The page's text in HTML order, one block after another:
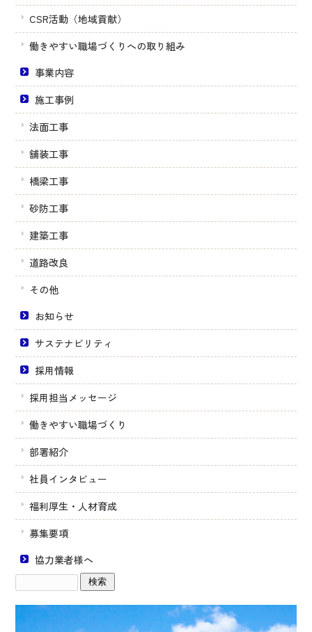
CSR活動（地域貢献）
働きやすい職場づくりへの取り組み
事業内容
施工事例
法面工事
舗装工事
橋梁工事
砂防工事
建築工事
道路改良
その他
お知らせ
サステナビリティ
採用情報
採用担当メッセージ
働きやすい職場づくり
部署紹介
社員インタビュー
福利厚生・人材育成
募集要項
協力業者様へ
サ
イ
ト
内